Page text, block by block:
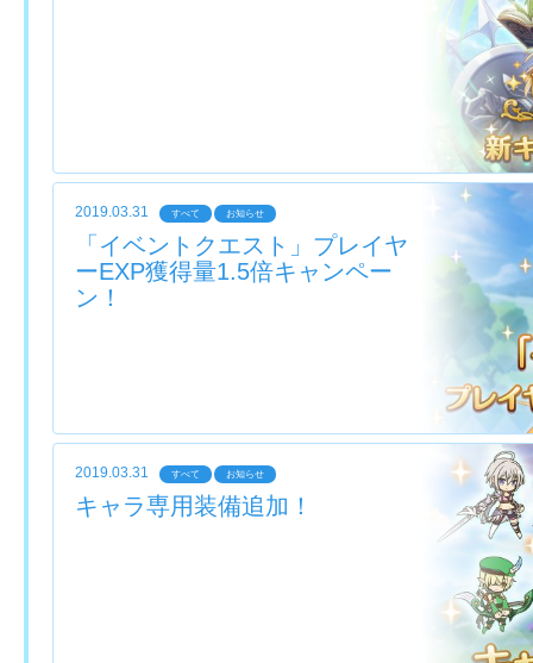
2019.03.31 すべて お知らせ
「イベントクエスト」プレイヤ
ーEXP獲得量1.5倍キャンペー
ン！
2019.03.31 すべて お知らせ
キャラ専用装備追加！